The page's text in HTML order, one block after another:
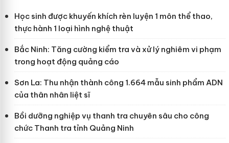
Học sinh được khuyến khích rèn luyện 1 môn thể thao,
thực hành 1 loại hình nghệ thuật
Bắc Ninh: Tăng cường kiểm tra và xử lý nghiêm vi phạm
trong hoạt động quảng cáo
Sơn La: Thu nhận thành công 1.664 mẫu sinh phẩm ADN
của thân nhân liệt sĩ
Bồi dưỡng nghiệp vụ thanh tra chuyên sâu cho công
chức Thanh tra tỉnh Quảng Ninh